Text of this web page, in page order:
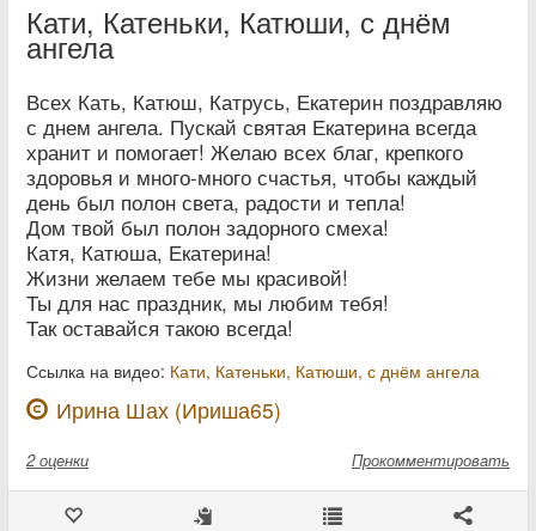
Кати, Катеньки, Катюши, с днём
ангела
Всех Кать, Катюш, Катрусь, Екатерин поздравляю
с днем ангела. Пускай святая Екатерина всегда
хранит и помогает! Желаю всех благ, крепкого
здоровья и много-много счастья, чтобы каждый
день был полон света, радости и тепла!
Дом твой был полон задорного смеха!
Катя, Катюша, Екатерина!
Жизни желаем тебе мы красивой!
Ты для нас праздник, мы любим тебя!
Так оставайся такою всегда!
Ссылка на видео: Кати, Катеньки, Катюши, с днём ангела
Ирина Шах (Ириша65)
2 оценки Прокомментировать